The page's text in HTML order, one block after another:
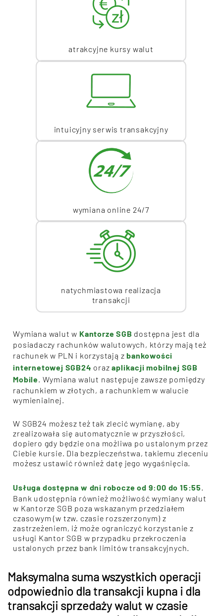
atrakcyjne kursy walut
intuicyjny serwis transakcyjny
wymiana online 24/7
natychmiastowa realizacja
transakcji
Wymiana walut w Kantorze SGB dostępna jest dla
posiadaczy rachunków walutowych, którzy mają też
rachunek w PLN i korzystają z bankowości
internetowej SGB24 orazaplikacji mobilnej SGB
Mobile. Wymiana walut następuje zawsze pomiędzy
rachunkiem w złotych, a rachunkiem w walucie
wymienialnej.
W SGB24 możesz też tak zlecić wymianę, aby
zrealizowała się automatycznie w przyszłości,
dopiero gdy będzie ona możliwa po ustalonym przez
Ciebie kursie. Dla bezpieczeństwa, takiemu zleceniu
możesz ustawić również datę jego wygaśnięcia.
Usługa dostępna w dni robocze od 9:00 do 15:55
Bank udostępnia również możliwość wymiany walut
w Kantorze SGB poza wskazanym przedziałem
czasowym (w tzw. czasie rozszerzonym) z
zastrzeżeniem, iż może ograniczyć korzystanie z
usługi Kantor SGB w przypadku przekroczenia
ustalonych przez bank limitów transakcyjnych.
Maksymalna suma wszystkich operacji
odpowiednio dla transakcji kupna i dla
transakcji sprzedaży walut w czasie